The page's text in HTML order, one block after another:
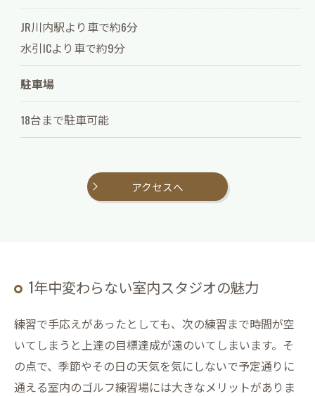
JR川内駅より車で約6分
水引ICより車で約9分
駐車場
18台まで駐車可能
アクセスへ
1年中変わらない室内スタジオの魅力
練習で手応えがあったとしても、次の練習まで時間が空
いてしまうと上達の目標達成が遠のいてしまいます。そ
の点で、季節やその日の天気を気にしないで予定通りに
通える室内のゴルフ練習場には大きなメリットがありま